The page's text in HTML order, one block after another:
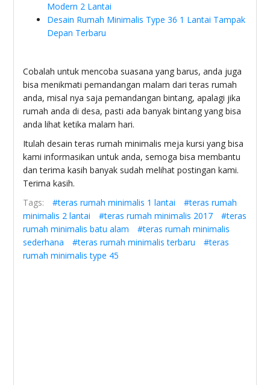
Modern 2 Lantai
Desain Rumah Minimalis Type 36 1 Lantai Tampak
Depan Terbaru
Cobalah untuk mencoba suasana yang barus, anda juga
bisa menikmati pemandangan malam dari teras rumah
anda, misal nya saja pemandangan bintang, apalagi jika
rumah anda di desa, pasti ada banyak bintang yang bisa
anda lihat ketika malam hari.
Itulah desain teras rumah minimalis meja kursi yang bisa
kami informasikan untuk anda, semoga bisa membantu
dan terima kasih banyak sudah melihat postingan kami.
Terima kasih.
Tags:
#teras rumah minimalis 1 lantai
#teras rumah
minimalis 2 lantai
#teras rumah minimalis 2017
#teras
rumah minimalis batu alam
#teras rumah minimalis
sederhana
#teras rumah minimalis terbaru
#teras
rumah minimalis type 45